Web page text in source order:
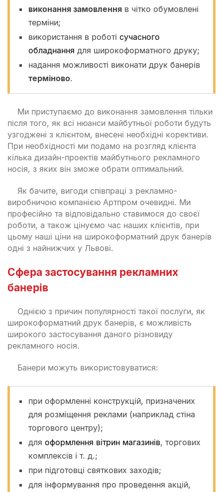
виконання замовленняв чітко обумовлені
терміни;
використання в роботі сучасного
обладнання для широкоформатного друку;
надання можливості виконати друк банерів
терміново.
Ми приступаємо до виконання замовлення тільки
після того, як всі нюанси майбутньої роботи будуть
узгоджені з клієнтом, внесені необхідні корективи.
При необхідності ми подамо на розгляд клієнта
кілька дизайн-проектів майбутнього рекламного
носія, з яких він зможе обрати оптимальний.
Як бачите, вигоди співпраці з рекламно-
виробничою компанією Артпром очевидні. Ми
професійно та відповідально ставимося до своєї
роботи, а також цінуємо час наших клієнтів, при
цьому наші ціни на широкоформатний друк банерів
одні з найнижчих у Львові.
Сфера застосування рекламних
банерів
Однією з причин популярності такої послуги, як
широкоформатний друк банерів, є можливість
широкого застосування даного різновиду
рекламного носія.
Банери можуть використовуватися:
при оформленні конструкцій, призначених
для розміщення реклами (наприклад стіна
торгового центру);
для оформлення вітрин магазинів, торгових
комплексів і т. д.;
при підготовці святкових заходів;
для інформування про проведення акцій,